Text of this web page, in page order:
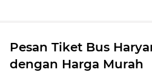
Pesan Tiket Bus
dengan Harga Murah